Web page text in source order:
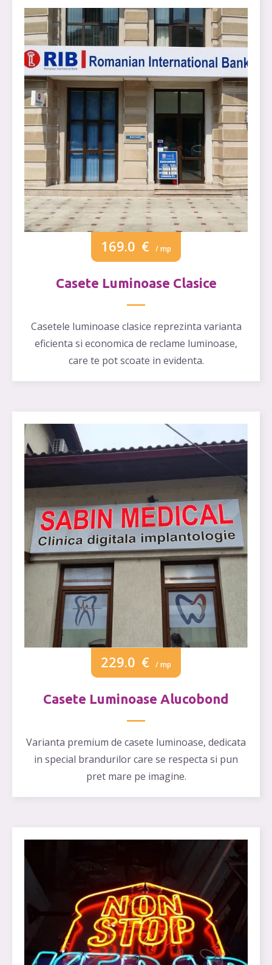
169.0 € / mp
Casete Luminoase Clasice
Casetele luminoase clasice reprezinta varianta
eficienta si economica de reclame luminoase,
care te pot scoate in evidenta.
229.0 € / mp
Casete Luminoase Alucobond
Varianta premium de casete luminoase, dedicata
in special brandurilor care se respecta si pun
pret mare pe imagine.